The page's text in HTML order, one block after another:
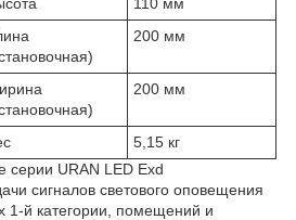
200 мм
200 мм
5,15 кг
URAN LED Exd
сигналов светового оповещения
1-й категории, помещений и